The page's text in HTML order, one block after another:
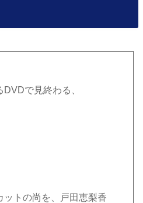
で見終わる、
ットの尚を、戸田恵梨香